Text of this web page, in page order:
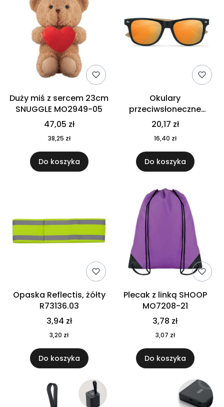
Duży miś z sercem 23cm
SNUGGLE MO2949-05
47,05 zł
38,25 zł
Do koszyka
Okulary
przeciwsłoneczne
CALIFORNIA TOUCH
MO9617-10
20,17 zł
16,40 zł
Do koszyka
Opaska Reflectis, żółty
R73136.03
3,94 zł
3,20 zł
Do koszyka
Plecak z linką SHOOP
MO7208-21
3,78 zł
3,07 zł
Do koszyka